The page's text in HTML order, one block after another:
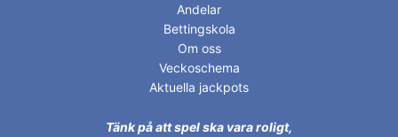
Andelar
Bettingskola
Om oss
Veckoschema
Aktuella jackpots
Tänk på att spel ska vara roligt,